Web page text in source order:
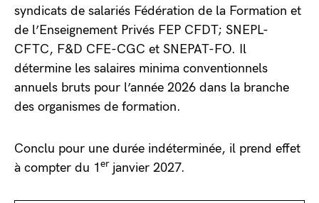
syndicats de salariés Fédération de la Formation et
de l’Enseignement Privés FEP CFDT; SNEPL-
CFTC, F&D CFE-CGC et SNEPAT-FO. Il
détermine les salaires minima conventionnels
annuels bruts pour l’année 2026 dans la branche
des organismes de formation.
Conclu pour une durée indéterminée, il prend effet
à compter du 1 er janvier 2027.